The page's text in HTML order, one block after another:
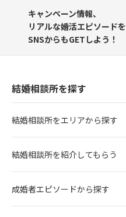
キャンペーン情報、
リアルな婚活エピソードを
SNSからもGETしよう！
結婚相談所を探す
結婚相談所をエリアから探す
結婚相談所を紹介してもらう
成婚者エピソードから探す